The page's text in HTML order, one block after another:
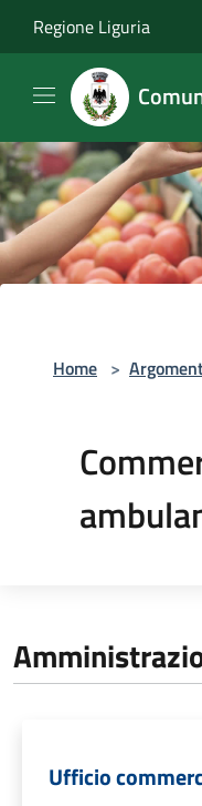
Regione Liguria
Home >
Ufficio